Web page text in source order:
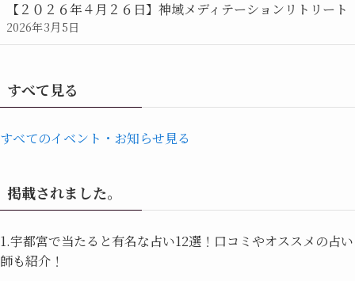
【２０２６年４月２６日】神域メディテーションリトリート
2026年3月5日
すべて見る
すべてのイベント・お知らせ見る
掲載されました。
1.宇都宮で当たると有名な占い12選！口コミやオススメの占い
師も紹介！